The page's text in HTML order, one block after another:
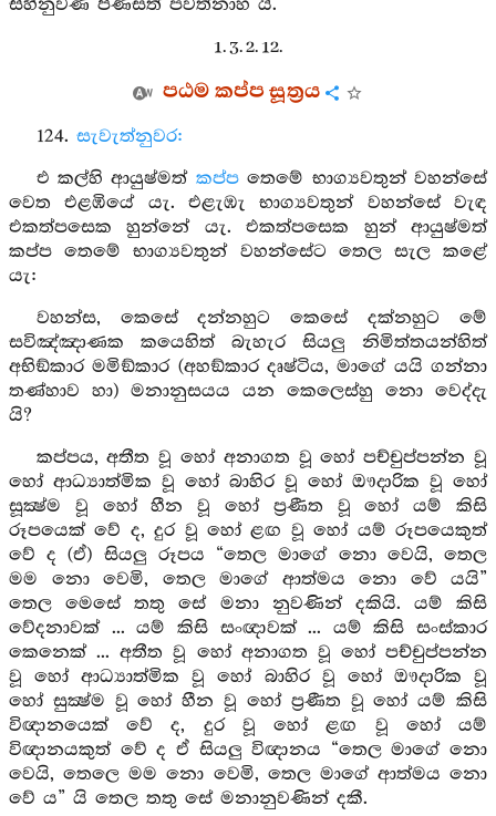
සිහිනුවණ පිණිසත් පවත්නාහ යි.
1. 3. 2. 12.
පඨම කප්ප සූත්‍රය
124. සැවැත්නුවර:
එ කල්හි ආයුෂ්මත් කප්පතෙමේ භාග්‍යවතුන් වහන්සේ
වෙත එළඹියේ යැ. එළැඹැ භාග්‍යවතුන් වහන්සේ වැඳ
එකත්පසෙක හුන්නේ යැ. එකත්පසෙක හුන් ආයුෂ්මත්
කප්ප තෙමේ භාග්‍යවතුන් වහන්සේට තෙල සැල කළේ
යැ:
වහන්ස, කෙසේ දන්නහුට කෙසේ දක්නහුට මේ
සවිඤ්ඤාණක කයෙහිත් බැහැර සියලු නිමිත්තයන්හිත්
අභිඞ්කාර මමිඞ්කාර (අහඞ්කාර දෘෂ්ටිය, මාගේ යයි ගන්නා
තණ්හාව හා) මනානුසයය යන කෙලෙස්හු නො වෙද්දැ
යි?
කප්පය, අතීත වූ හෝ අනාගත වූ හෝ පච්චුප්පන්න වූ
හෝ ආධ්‍යාත්මික වූ හෝ බාහිර වූ හෝ ඖදාරික වූ හෝ
සූක්‍ෂ්ම වූ හෝ හීන වූ හෝ ප්‍රණීත වූ හෝ යම් කිසි
රූපයෙක් වේ ද, දුර වූ හෝ ළඟ වූ හෝ යම් රූපයෙකුත්
වේ ද (ඒ) සියලු රූපය “තෙල මාගේ නො වෙයි, තෙල
මම නො වෙමි, තෙල මාගේ ආත්මය නො වේ යයි”
තෙල මෙසේ තතු සේ මනා නුවණින් දකියි. යම් කිසි
වේදනාවක් ... යම් කිසි සංඥාවක් ... යම් කිසි සංස්කාර
කෙනෙක් ... අතීත වූ හෝ අනාගත වූ හෝ පච්චුප්පන්න
වූ හෝ ආධ්‍යාත්මික වූ හෝ බාහිර වූ හෝ ඖදාරික වූ
හෝ සුක්‍ෂ්ම වූ හෝ හීන වූ හෝ ප්‍රණීත වූ හෝ යම් කිසි
විඥානයෙක් වේ ද, දුර වූ හෝ ළඟ වූ හෝ යම්
විඥානයකුත් වේ ද ඒ සියලු විඥානය “තෙල මාගේ නො
වෙයි, තෙලෙ මම නො වෙමි, තෙල මාගේ ආත්මය නො
වේ ය” යි තෙල තතු සේ මනානුවණින් දකී.